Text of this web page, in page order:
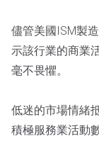
儘管美國ISM製
示該行業的商業
毫不畏懼。
低迷的市場情緒
積極服務業活動